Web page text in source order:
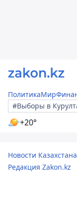
ПолитикаМир
#Выборы в
+20°
Новости
Редакция Zakon.kz